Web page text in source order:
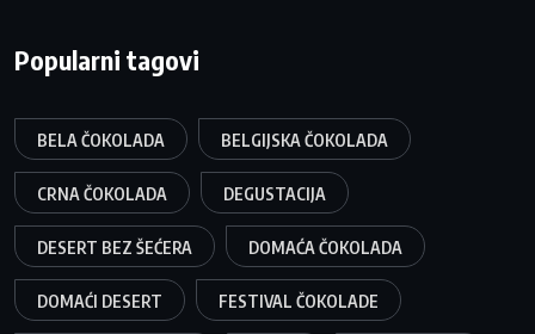
Popularni tagovi
BELA ČOKOLADA BELGIJSKA ČOKOLADA
CRNA ČOKOLADA DEGUSTACIJA
DESERT BEZ ŠEĆERA DOMAĆA ČOKOLADA
DOMAĆI DESERT FESTIVAL ČOKOLADE